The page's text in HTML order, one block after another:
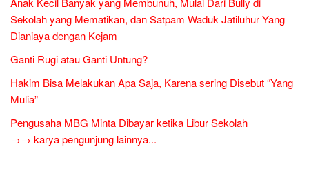
Sekolah yang Mematikan, dan Satpam Waduk Jatiluhur Yang
Dianiaya dengan Kejam
Ganti Rugi atau Ganti Untung?
Hakim Bisa Melakukan Apa Saja, Karena sering Disebut “Yang
Mulia”
Pengusaha MBG Minta Dibayar ketika Libur Sekolah
→→ karya pengunjung lainnya...